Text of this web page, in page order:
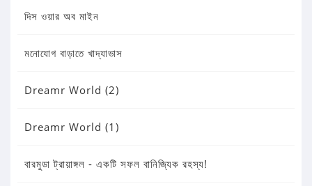
দিস ওয়ার অব মাইন
মনোযোগ বাড়াতে খাদ্যাভাস
Dreamr World (2)
Dreamr World (1)
বারমুডা ট্রায়াঙ্গল - একটি সফল বানিজ্যিক রহস্য!